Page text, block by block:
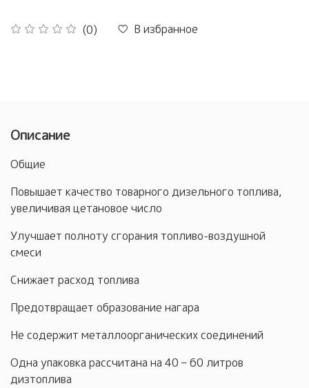
(0) В избранное
Описание
Общие
Повышает качество товарного дизельного топлива,
увеличивая цетановое число
Улучшает полноту сгорания топливо-воздушной
смеси
Снижает расход топлива
Предотвращает образование нагара
Не содержит металлоорганических соединений
Одна упаковка рассчитана на 40 – 60 литров
дизтоплива